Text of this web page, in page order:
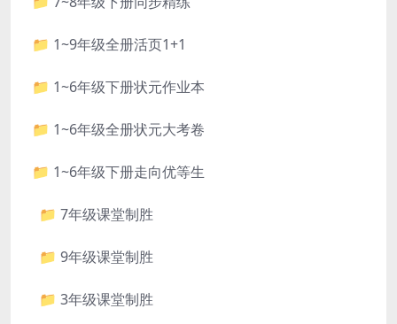
📁 1~9年级全册活页1+1
📁 1~6年级下册状元作业本
📁 1~6年级全册状元大考卷
📁 1~6年级下册走向优等生
📁 7年级课堂制胜
📁 9年级课堂制胜
📁 3年级课堂制胜